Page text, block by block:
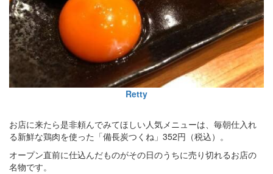
Retty
お店に来たら是非頼んでみてほしい人気メニューは、毎朝仕入れ
る新鮮な鶏肉を使った「備長炭つくね」352円（税込）。
オープン直前に仕込んだものがその日のうちに売り切れるお店の
名物です。